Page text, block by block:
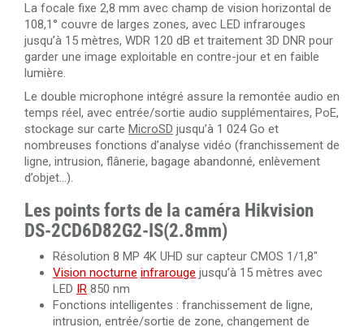
La focale fixe 2,8 mm avec champ de vision horizontal de
108,1° couvre de larges zones, avec LED infrarouges
jusqu’à 15 mètres, WDR 120 dB et traitement 3D DNR pour
garder une image exploitable en contre-jour et en faible
lumière.
Le double microphone intégré assure la remontée audio en
temps réel, avec entrée/sortie audio supplémentaires, PoE,
stockage sur carte MicroSD jusqu’à 1 024 Go et
nombreuses fonctions d’analyse vidéo (franchissement de
ligne, intrusion, flânerie, bagage abandonné, enlèvement
d’objet…).
Les points forts de la caméra Hikvision
DS-2CD6D82G2-IS(2.8mm)
Résolution 8 MP 4K UHD sur capteur CMOS 1/1,8"
Vision nocturne infrarouge jusqu’à 15 mètres avec
LED IR 850 nm
Fonctions intelligentes : franchissement de ligne,
intrusion, entrée/sortie de zone, changement de